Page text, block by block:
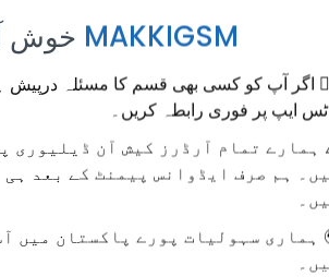
3 PRO BACK COVER
Regular
Rs.500.00Sale
Price
!خوش MAKKIGSM
اگر آپ کو کسی بھی قسم کا مسئلہ درپیش
ایپ پر فوری رابطہ کریں۔
تمام آرڈرز کیش آن ڈیلیوری
ہم صرف ایڈوانس پیمنٹ کے بعد
ہماری سہولیات پورے پاکستان میں